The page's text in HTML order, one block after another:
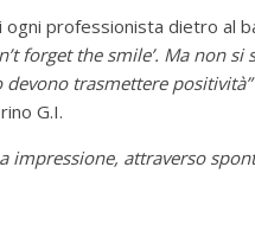
ogni professionista dietro al
forget the smile’. Ma non
trasmettere positività”
G.I.
impressione, attraverso